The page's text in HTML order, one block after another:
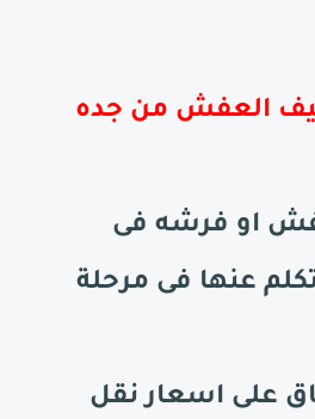
العفش من جده
او فرشه فى
عنها فى مرحلة
على اسعار نقل